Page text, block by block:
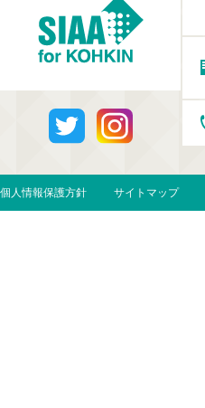
個人情報保護方針 サイトマップ